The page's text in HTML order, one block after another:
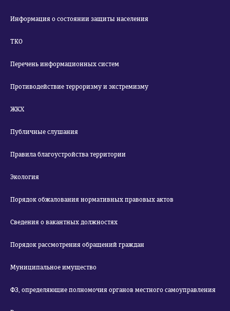
Информация о состоянии защиты населения
ТКО
Перечень информационных систем
Противодействие терроризму и экстремизму
ЖКХ
Публичные слушания
Правила благоустройства территории
Экология
Порядок обжалования нормативных правовых актов
Сведения о вакантных должностях
Порядок рассмотрения обращений граждан
Муниципальное имущество
ФЗ, определяющие полномочия органов местного самоуправления